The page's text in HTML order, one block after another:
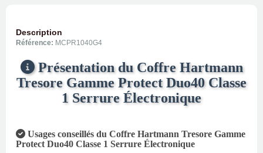
Description
Référence: MCPR1040G4
Présentation du Coffre Hartmann
Tresore Gamme Protect Duo40 Classe
1 Serrure Électronique
Usages conseillés du Coffre Hartmann Tresore Gamme
Protect Duo40 Classe 1 Serrure Électronique